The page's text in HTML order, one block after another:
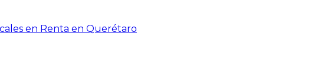
en Renta en Querétaro